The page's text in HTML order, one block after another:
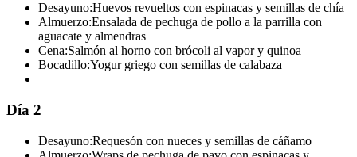
Desayuno:Huevos revueltos con espinacas y semillas de chía
Almuerzo:Ensalada de pechuga de pollo a la parrilla con
aguacate y almendras
Cena:Salmón al horno con brócoli al vapor y quinoa
Bocadillo:Yogur griego con semillas de calabaza
Día 2
Desayuno:Requesón con nueces y semillas de cáñamo